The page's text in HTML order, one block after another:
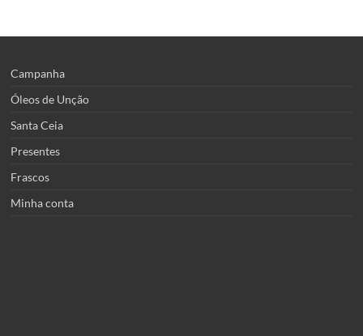
Campanha
Óleos de Unção
Santa Ceia
Presentes
Frascos
Minha conta